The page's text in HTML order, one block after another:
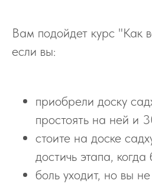
Вам подойдет курс "Как
если вы:
приобрели доску
простоять на ней и
стоите на доске
достичь этапа, когда
боль уходит, но вы